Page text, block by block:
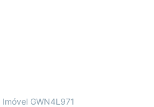
Imóvel GWN4L971